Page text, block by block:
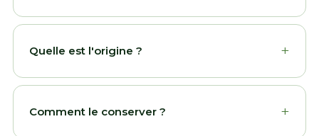
Quelle est l'origine ? +
Comment le conserver ? +